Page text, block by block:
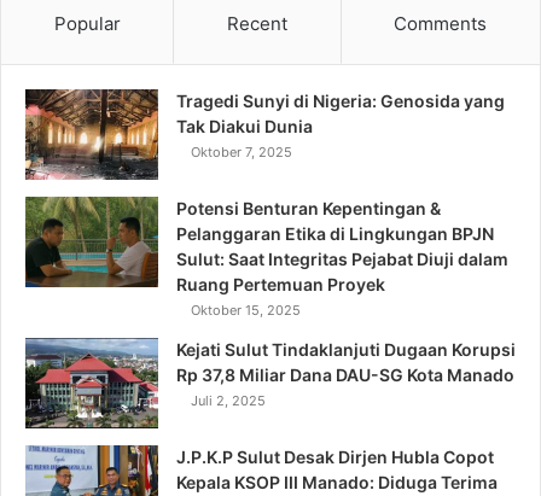
Popular Recent Comments
Tragedi Sunyi di Nigeria: Genosida yang
Tak Diakui Dunia
Oktober 7, 2025
Potensi Benturan Kepentingan &
Pelanggaran Etika di Lingkungan BPJN
Sulut: Saat Integritas Pejabat Diuji dalam
Ruang Pertemuan Proyek
Oktober 15, 2025
Kejati Sulut Tindaklanjuti Dugaan Korupsi
Rp 37,8 Miliar Dana DAU-SG Kota Manado
Juli 2, 2025
J.P.K.P Sulut Desak Dirjen Hubla Copot
Kepala KSOP III Manado: Diduga Terima